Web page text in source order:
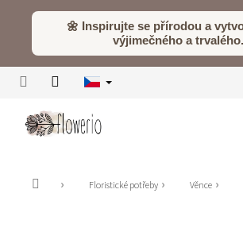
🌼 Inspirujte se přírodou a
výjimečného a trvalého.
Domů Floristické potřeby Věnce